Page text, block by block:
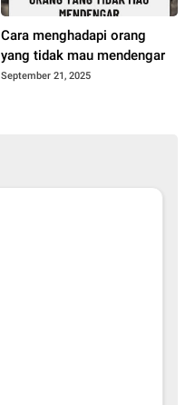
Cara menghadapi orang
yang tidak mau mendengar
September 21, 2025